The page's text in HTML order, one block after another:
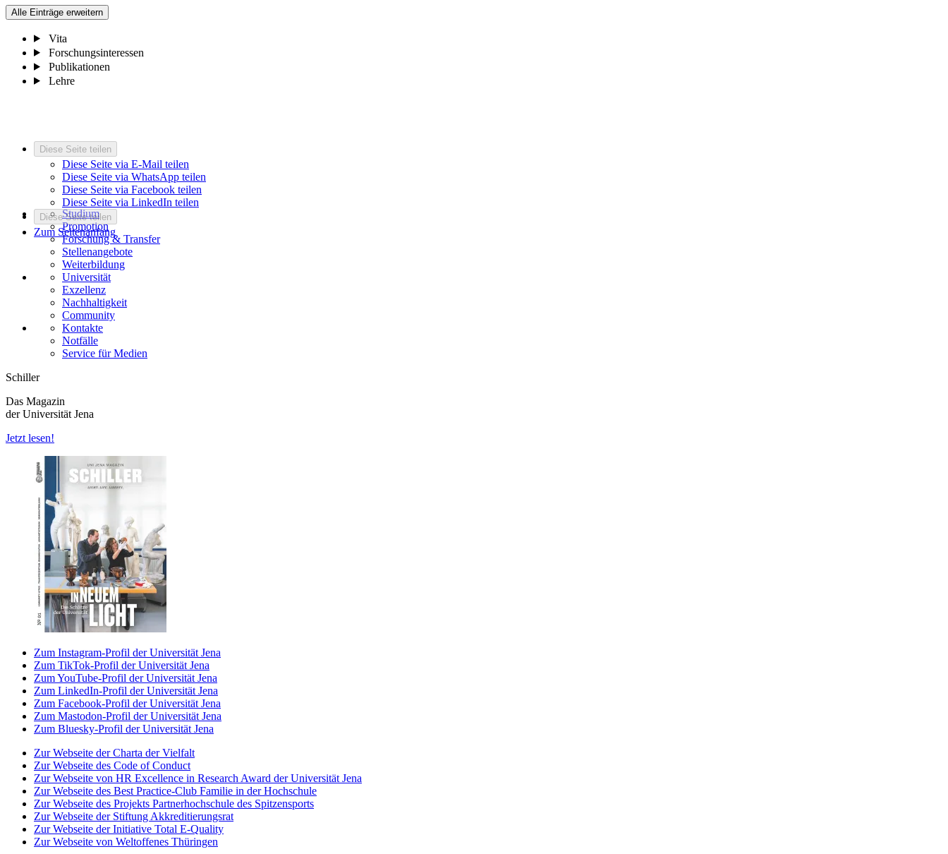
Alle Einträge erweitern
Vita
Forschungsinteressen
Publikationen
Lehre
Diese Seite teilen
Diese Seite via E-Mail teilen
Diese Seite via WhatsApp teilen
Diese Seite via Facebook teilen
Diese Seite via LinkedIn teilen
Diese Seite teilen
Zum Seitenanfang
Studium
Promotion
Forschung & Transfer
Stellenangebote
Weiterbildung
Universität
Exzellenz
Nachhaltigkeit
Community
Kontakte
Notfälle
Service für Medien
Schiller
Das Magazin
der Universität Jena
Jetzt lesen!
Zum Instagram-Profil der Universität Jena
Zum TikTok-Profil der Universität Jena
Zum YouTube-Profil der Universität Jena
Zum LinkedIn-Profil der Universität Jena
Zum Facebook-Profil der Universität Jena
Zum Mastodon-Profil der Universität Jena
Zum Bluesky-Profil der Universität Jena
Zur Webseite der Charta der Vielfalt
Zur Webseite des Code of Conduct
Zur Webseite von HR Excellence in Research Award der Universität Jena
Zur Webseite des Best Practice-Club Familie in der Hochschule
Zur Webseite des Projekts Partnerhochschule des Spitzensports
Zur Webseite der Stiftung Akkreditierungsrat
Zur Webseite der Initiative Total E-Quality
Zur Webseite von Weltoffenes Thüringen